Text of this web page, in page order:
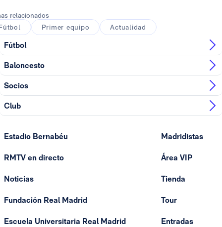
relacionados
Primer equipo Actualidad
Fútbol
Baloncesto
Socios
Club
Estadio Bernabéu
RMTV en directo
Noticias
Fundación Real Madrid
Escuela Universitaria Real Madrid
Madridistas
Área VIP
Tienda
Tour
Entradas